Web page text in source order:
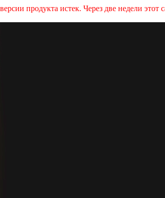
продукта истек. Через две недели